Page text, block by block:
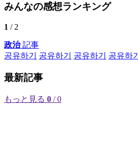
みんなの感想ランキング
1 / 2
政治記事
공유하기
공유하기 공유하기 공유하기
最新記事
もっと見る 0 / 0